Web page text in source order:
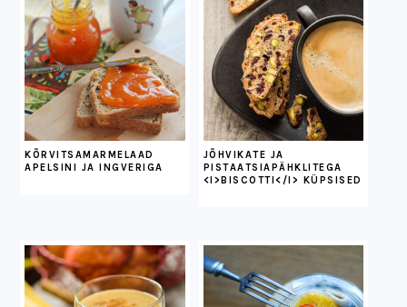
KÕRVITSAMARMELAAD
APELSINI JA INGVERIGA
JÕHVIKATE JA
PISTAATSIAPÄHKLITEGA
<I>BISCOTTI</I> KÜPSISED